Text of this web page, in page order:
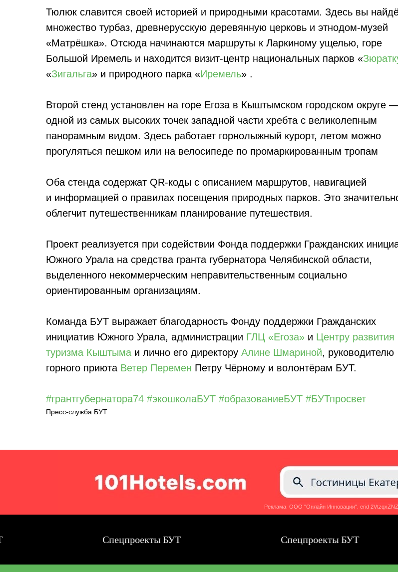
Тюлюк славится своей историей и природными красотами. Здесь вы
множество турбаз, древнерусскую деревянную церковь и этнодом-музей
«Матрёшка». Отсюда начинаются маршруты к Ларкиному ущелью, горе
Большой Иремель и находится визит-центр национальных парков «
«Зигальга» и природного парка «Иремель» .
Второй стенд установлен на горе Егоза в Кыштымском городском округе
одной из самых высоких точек западной части хребта с великолепным
панорамным видом. Здесь работает горнолыжный курорт, летом можно
прогуляться пешком или на велосипеде по промаркированным тропам
Оба стенда содержат QR-коды с описанием маршрутов, навигацией
и информацией о правилах посещения природных парков. Это
облегчит путешественникам планирование путешествия.
Проект реализуется при содействии Фонда поддержки Гражданских
Южного Урала на средства гранта губернатора Челябинской области,
выделенного некоммерческим неправительственным социально
ориентированным организациям.
Команда БУТ выражает благодарность Фонду поддержки Гражданских
инициатив Южного Урала, администрации ГЛЦ «Егоза» и Центру развития
туризма Кыштыма и лично его директору Алине Шмариной, руководителю
горного приюта Ветер Перемен Петру Чёрному и волонтёрам БУТ.
#грантгубернатора74 #экошколаБУТ #образованиеБУТ #БУТпросвет
Пресс-служба БУТ
Реклама. ООО "Онлайн Инновации". erid
Спецпроекты БУТ Спецпроекты БУТ